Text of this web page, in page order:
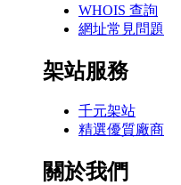
WHOIS 查詢
網址常見問題
架站服務
千元架站
精選優質廠商
關於我們